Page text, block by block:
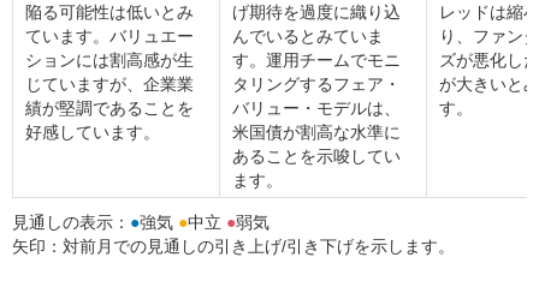
陥る可能性は低いとみ
ています。バリュエー
ションには割高感が生
じていますが、企業業
績が堅調であることを
好感しています。
げ期待を過度に織り込
んでいるとみていま
す。運用チームでモニ
タリングするフェア・
バリュー・モデルは、
米国債が割高な水準に
あることを示唆してい
ます。
レッドは縮
り、ファン
ズが悪化し
が大きいと
す。
見通しの表示： ●強気 ●中立 ●弱気
矢印：対前月での見通しの引き上げ/引き下げを示します。